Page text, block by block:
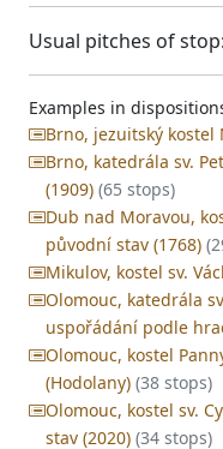
Usual pitches of stop:
Examples in
Brno, jezuitský kostel
Brno, katedrála sv.
(1909) (65 stops)
Dub nad Moravou,
původní stav (1768)
Mikulov, kostel sv.
Olomouc, katedrála
uspořádání podle
Olomouc, kostel
(Hodolany) (38 stops)
Olomouc, kostel sv.
stav (2020) (34 stops)